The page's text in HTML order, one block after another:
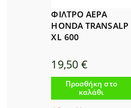
ΦΙΛΤΡΟ ΑΕΡΑ
HONDA TRANSALP
XL 600
19,50€
Προσθήκη στο
καλάθι